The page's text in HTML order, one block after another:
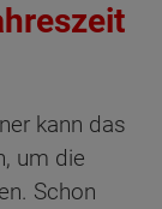
kann das
um die
Schon